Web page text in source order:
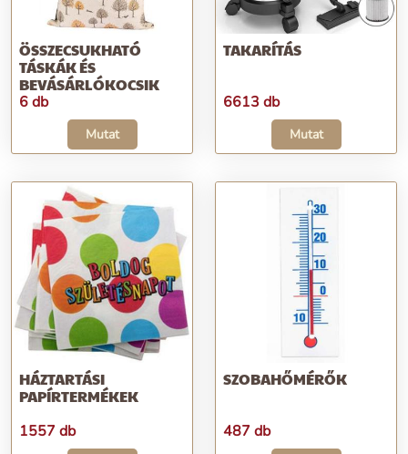
ÖSSZECSUKHATÓ
TÁSKÁK ÉS
BEVÁSÁRLÓKOCSIK
6 db
Mutat
TAKARÍTÁS
6613 db
Mutat
HÁZTARTÁSI
PAPÍRTERMÉKEK
1557 db
SZOBAHŐMÉRŐK
487 db